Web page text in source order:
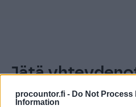
procountor.fi - Do Not Process
Information
Jätä
niin